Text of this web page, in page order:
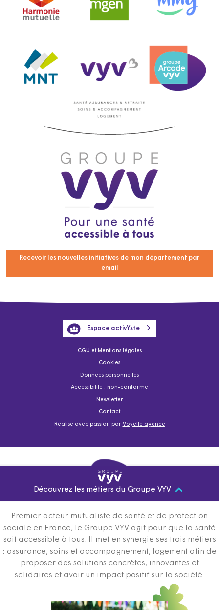
Recevoir les nouvelles initiatives de mon département par
email
CGU et Mentions légales
Cookies
Données personnelles
Accessibilité : non-conforme
Newsletter
Contact
Réalisé avec passion par Voyelle agence
Espace activYste
Découvrez les métiers du Groupe VYV
Premier acteur mutualiste de santé et de protection
sociale en France, le Groupe VYV agit pour que la santé
soit accessible à tous. Il met en synergie ses trois métiers
: assurance, soins et accompagnement, logement afin de
proposer des solutions concrètes, innovantes et
solidaires et avoir un impact positif sur la société.